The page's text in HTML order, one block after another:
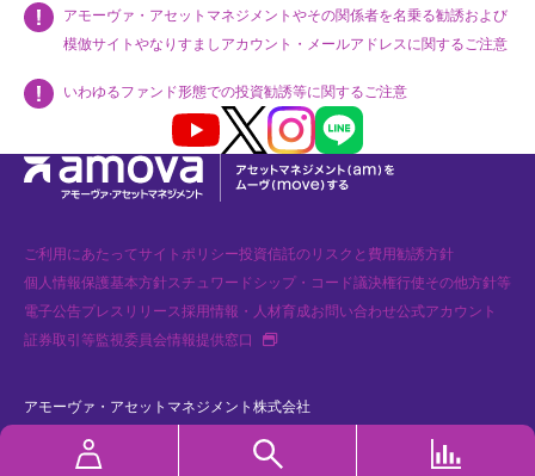
アモーヴァ・アセットマネジメントやその関係者を名乗る勧誘および
模倣サイトやなりすましアカウント・メールアドレスに関するご注意
いわゆるファンド形態での投資勧誘等に関するご注意
Youtube X InstagramLINE
ご利用にあたってサイトポリシー投資信託のリスクと費用勧誘方針
個人情報保護基本方針スチュワードシップ・コード議決権行使その他方針等
電子公告プレスリリース採用情報・人材育成お問い合わせ公式アカウント
証券取引等監視委員会情報提供窓口
アモーヴァ・アセットマネジメント株式会社
金融商品取引業者 関東財務局長（金商）第368号 加入協会：一般社団法人
資産運用業協会、一般社団法人 第二種金融商品取引業協会